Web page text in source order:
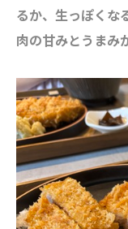
るか、生っぽくな
肉の甘みとうまみ